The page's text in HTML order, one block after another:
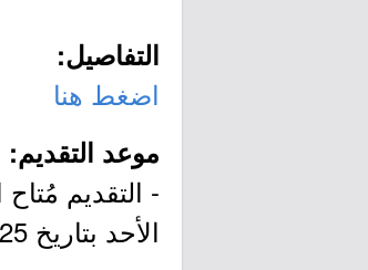
التفاصيل:
اضغط هنا
موعد التقديم:
الأحد بتاريخ 1443/03/25هـ الموافق 2021/10/31م.